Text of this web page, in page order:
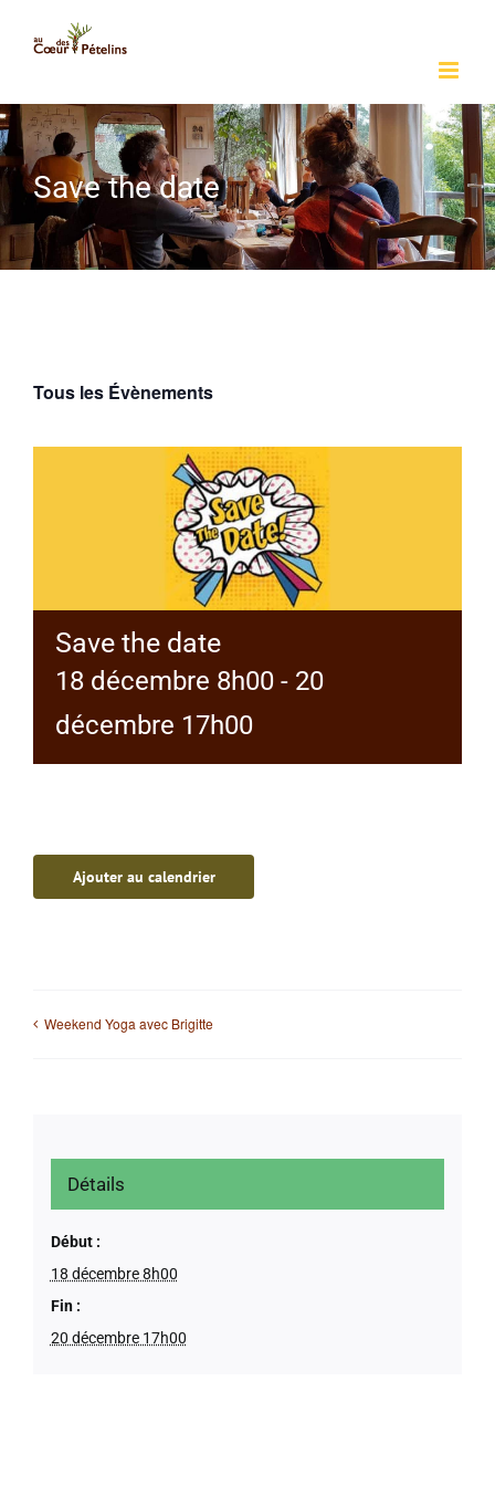
Save the date
Tous les Évènements
Save the date
18 décembre 8h00 - 20
décembre 17h00
Ajouter au calendrier
Weekend Yoga avec Brigitte
Détails
Début :
18 décembre 8h00
Fin :
20 décembre 17h00